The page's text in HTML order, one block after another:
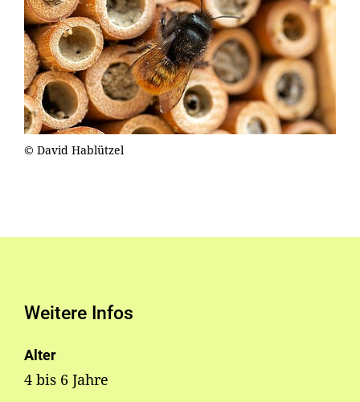
© David Hablützel
Weitere Infos
Alter
4 bis 6 Jahre